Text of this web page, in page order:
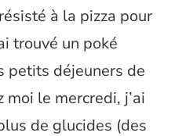
à la pizza pour
trouvé un poké
petits déjeuners de
le mercredi, j’ai
de glucides (des